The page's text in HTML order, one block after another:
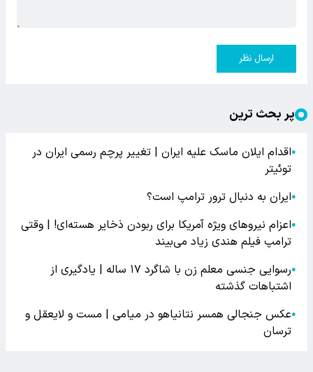
ارسال نظر
پر بحث ترین
●اقدام ایلان ماسک علیه ایران | تغییر پرچم رسمی ایران در
توئیتر
●ایران به دنبال ترور ترامپ است؟
●اعزام نیروهای ویژه آمریکا برای ربودن ذخایر هسته‌ای! | وقتی
ترامپ فیلم هندی زیاد می‌بیند
●
رسوایی جنسی معلم زن با شاگرد ۱۷ ساله | یادگیری از
اشتباهات گذشته
●عکس جنجالی همسر نتانیاهو در میامی | مست و لایعقل و
ترسان